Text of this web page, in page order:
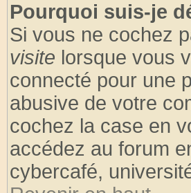
Pourquoi suis-je
Si vous ne cochez
visite lorsque vous
connecté pour une
abusive de votre
cochez la case en
accédez au forum
cybercafé,